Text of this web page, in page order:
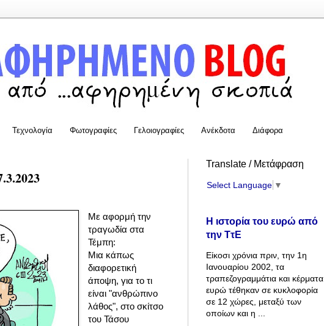
Τεχνολογία Φωτογραφίες Γελοιογραφίες Ανέκδοτα Διάφορα
Με αφορμή την
τραγωδία στα
Τέμπη:
Μια κάπως
διαφορετική
άποψη, για το τι
είναι "ανθρώπινο
λάθος", στο σκίτσο
του Τάσου
Translate / Μετάφραση
Select Language ▼
Η ιστορία του ευρώ από
την ΤτΕ
Είκοσι χρόνια πριν, την 1η
Ιανουαρίου 2002, τα
τραπεζογραμμάτια και κέρματα
ευρώ τέθηκαν σε κυκλοφορία
σε 12 χώρες, μεταξύ των
οποίων και η ...